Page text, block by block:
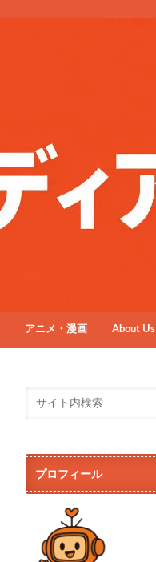
アニメ・漫画 About Us
プロフィール